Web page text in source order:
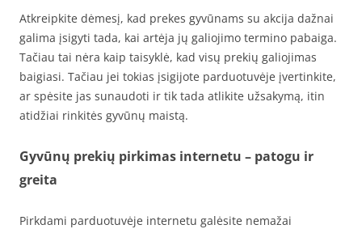
Atkreipkite dėmesį, kad prekes gyvūnams su akcija dažnai
galima įsigyti tada, kai artėja jų galiojimo termino pabaiga.
Tačiau tai nėra kaip taisyklė, kad visų prekių galiojimas
baigiasi. Tačiau jei tokias įsigijote parduotuvėje įvertinkite,
ar spėsite jas sunaudoti ir tik tada atlikite užsakymą, itin
atidžiai rinkitės gyvūnų maistą.
Gyvūnų prekių pirkimas internetu – patogu ir
greita
Pirkdami parduotuvėje internetu galėsite nemažai